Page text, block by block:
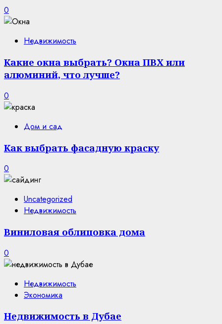
0
Недвижимость
Какие окна выбрать? Окна ПВХ или
алюминий, что лучше?
0
Дом и сад
Как выбрать фасадную краску
0
Uncategorized
Недвижимость
Виниловая облицовка дома
0
Недвижимость
Экономика
Недвижимость в Дубае